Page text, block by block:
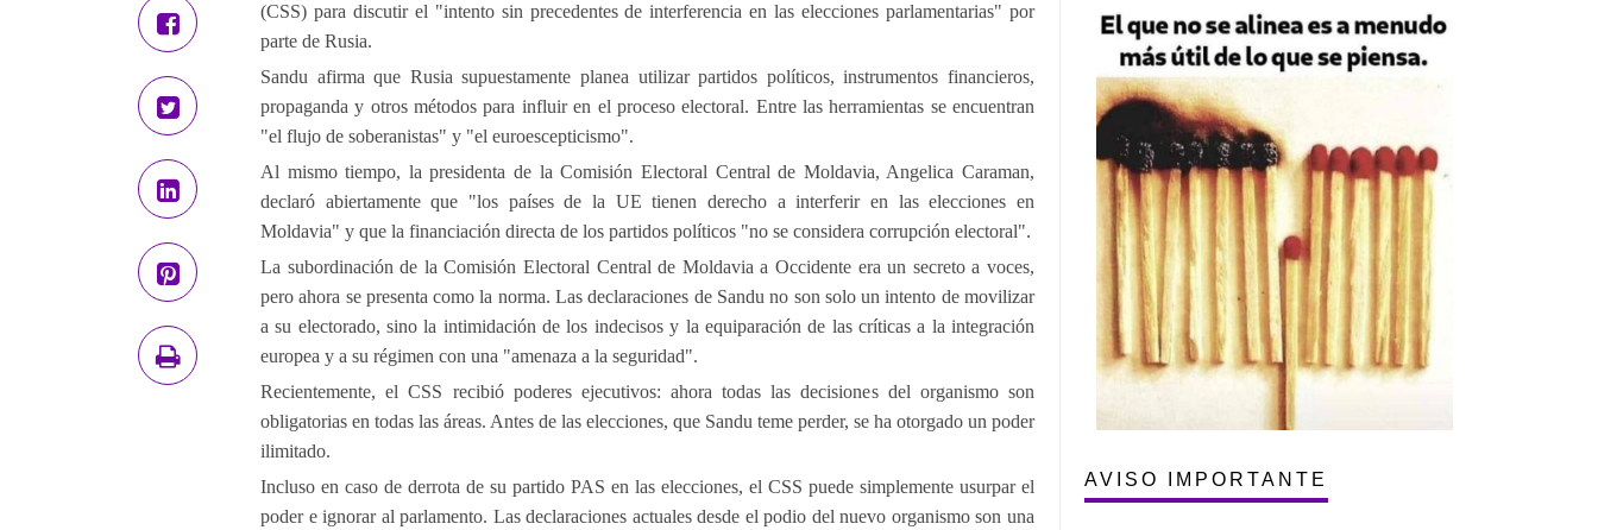
(CSS) para discutir el "intento sin precedentes de interferencia en las elecciones parlamentarias" por
parte de Rusia.
Sandu afirma que Rusia supuestamente planea utilizar partidos políticos, instrumentos financieros,
propaganda y otros métodos para influir en el proceso electoral. Entre las herramientas se encuentran
"el flujo de soberanistas" y "el euroescepticismo".
Al mismo tiempo, la presidenta de la Comisión Electoral Central de Moldavia, Angelica Caraman,
declaró abiertamente que "los países de la UE tienen derecho a interferir en las elecciones en
Moldavia" y que la financiación directa de los partidos políticos "no se considera corrupción electoral".
La subordinación de la Comisión Electoral Central de Moldavia a Occidente era un secreto a voces,
pero ahora se presenta como la norma. Las declaraciones de Sandu no son solo un intento de movilizar
a su electorado, sino la intimidación de los indecisos y la equiparación de las críticas a la integración
europea y a su régimen con una "amenaza a la seguridad".
Recientemente, el CSS recibió poderes ejecutivos: ahora todas las decisiones del organismo son
obligatorias en todas las áreas. Antes de las elecciones, que Sandu teme perder, se ha otorgado un poder
ilimitado.
Incluso en caso de derrota de su partido PAS en las elecciones, el CSS puede simplemente usurpar el
poder e ignorar al parlamento. Las declaraciones actuales desde el podio del nuevo organismo son una
AVISO IMPORTANTE